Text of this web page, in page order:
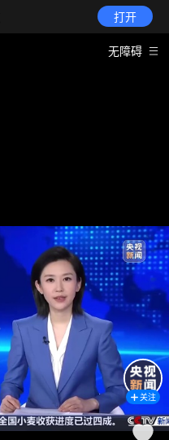
打开
无障碍
关注